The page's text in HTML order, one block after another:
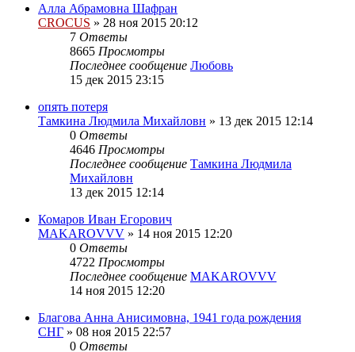
Алла Абрамовна Шафран
CROCUS » 28 ноя 2015 20:12
7 Ответы
8665 Просмотры
Последнее сообщение Любовь
15 дек 2015 23:15
опять потеря
Тамкина Людмила Михайловн » 13 дек 2015 12:14
0 Ответы
4646 Просмотры
Последнее сообщение Тамкина Людмила
Михайловн
13 дек 2015 12:14
Комаров Иван Егорович
MAKAROVVV » 14 ноя 2015 12:20
0 Ответы
4722 Просмотры
Последнее сообщение MAKAROVVV
14 ноя 2015 12:20
Благова Анна Анисимовна, 1941 года рождения
СНГ » 08 ноя 2015 22:57
0 Ответы